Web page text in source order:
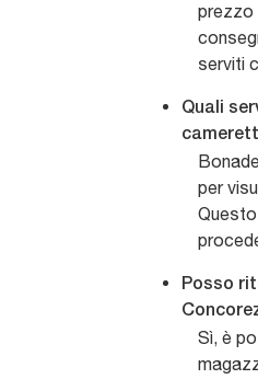
prezzo
serviti
Quali
per
Posso
Sì, è